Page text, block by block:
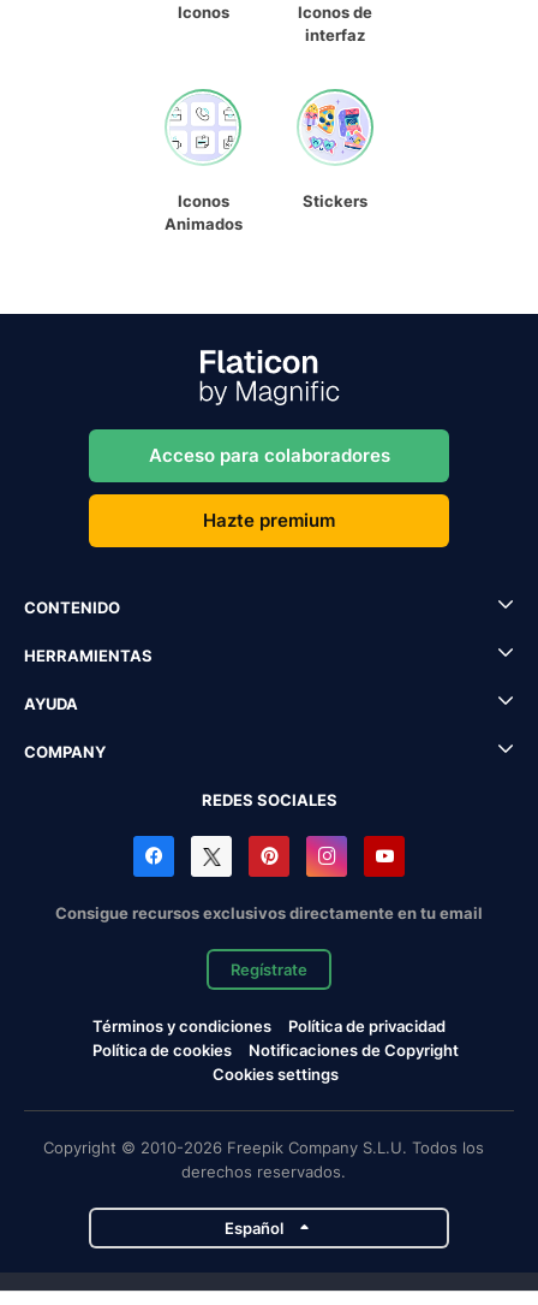
Iconos
Iconos de
interfaz
Iconos
Animados
Stickers
Acceso para colaboradores
Hazte premium
CONTENIDO
HERRAMIENTAS
AYUDA
COMPANY
REDES SOCIALES
Consigue recursos exclusivos directamente en tu email
Regístrate
Términos y condiciones
Política de privacidad
Política de cookies
Notificaciones de Copyright
Cookies settings
Copyright © 2010-2026 Freepik Company S.L.U. Todos los
derechos reservados.
Español